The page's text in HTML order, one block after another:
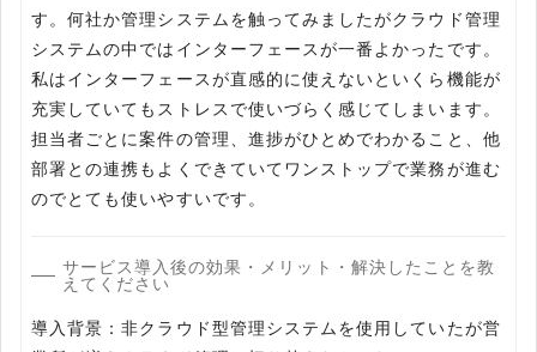
す。何社か管理システムを触ってみましたがクラウド管理
システムの中ではインターフェースが一番よかったです。
私はインターフェースが直感的に使えないといくら機能が
充実していてもストレスで使いづらく感じてしまいます。
担当者ごとに案件の管理、進捗がひとめでわかること、他
部署との連携もよくできていてワンストップで業務が進む
のでとても使いやすいです。
サービス導入後の効果・メリット・解決したことを教
えてください
導入背景：非クラウド型管理システムを使用していたが営